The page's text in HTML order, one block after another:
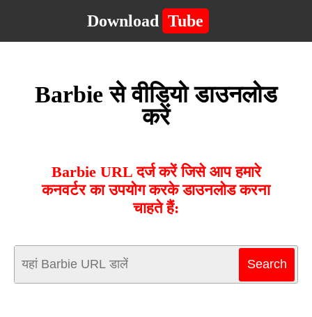
Download Tube
Barbie से वीडियो डाउनलोड
करें
Barbie URL दर्ज करें जिसे आप हमारे
कनवर्टर का उपयोग करके डाउनलोड करना
चाहते हैं: